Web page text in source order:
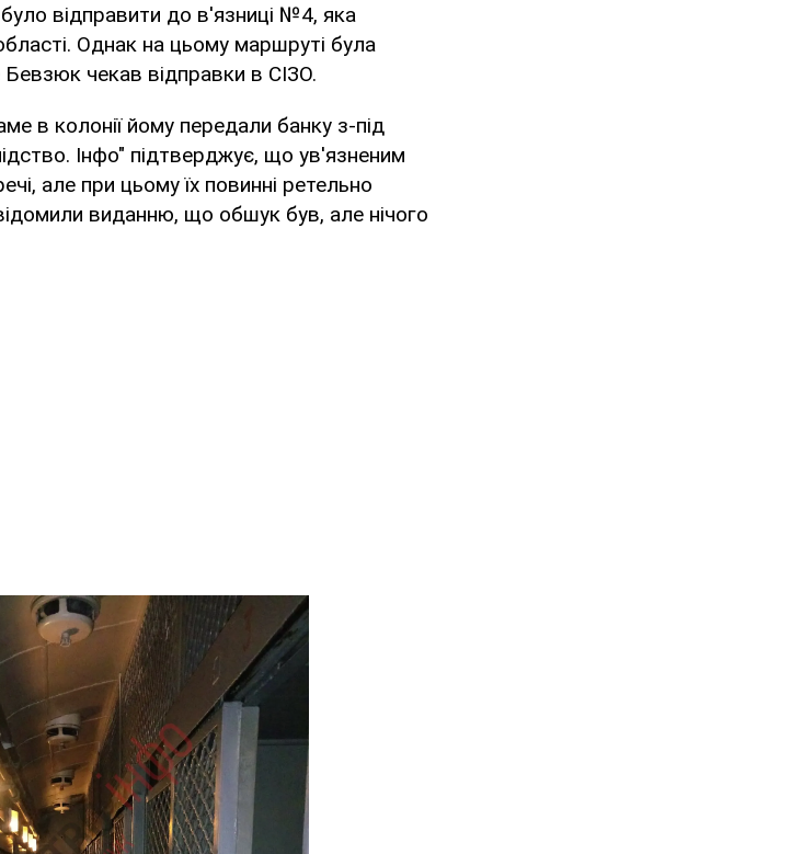
відправити до в'язниці №4, яка
Однак на цьому маршруті була
чекав відправки в СІЗО.
в колонії йому передали банку з-під
Інфо" підтверджує, що ув'язненим
але при цьому їх повинні ретельно
виданню, що обшук був, але нічого